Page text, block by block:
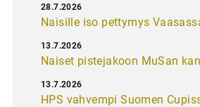
Naisille iso pettymys
28.7.2026
Naiset pistejakoon MuSan
13.7.2026
HPS vahvempi Suomen
13.7.2026